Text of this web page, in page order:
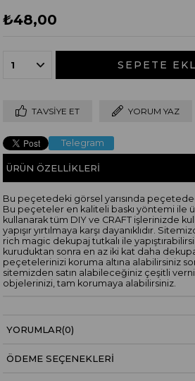
₺48,00
TAVSIYE ET YORUM YAZ
Telegram
ÜRÜN ÖZELLIKLERI
Bu peçetedeki görsel yarısında
Bu peçeteler en kaliteli baskı yöntemi ile
kullanarak tüm DIY ve CRAFT işlerinizde
yapışır yırtılmaya karşı dayanıklıdır.
rich magic dekupaj tutkalı ile
kuruduktan sonra en az iki kat daha
peçetelerinizi koruma altına alabilirsiniz
sitemizden satın alabileceğiniz çeşitli
objelerinizi, tam korumaya alabilirsiniz.
YORUMLAR(0)
ÖDEME SEÇENEKLERI